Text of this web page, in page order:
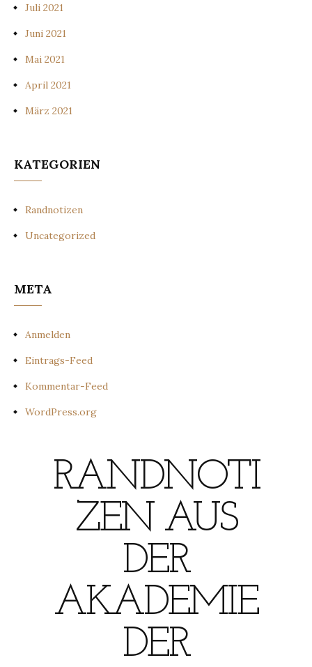
Juli 2021
Juni 2021
Mai 2021
April 2021
März 2021
KATEGORIEN
Randnotizen
Uncategorized
META
Anmelden
Eintrags-Feed
Kommentar-Feed
WordPress.org
RANDNOTI
ZEN AUS
DER
AKADEMIE
DER